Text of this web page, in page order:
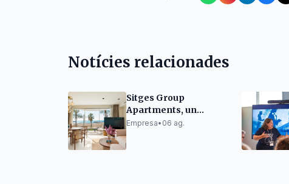
Notícies relacionades
Sitges Group
Apartments, un
referent reconegut
Empresa• 06 ag.